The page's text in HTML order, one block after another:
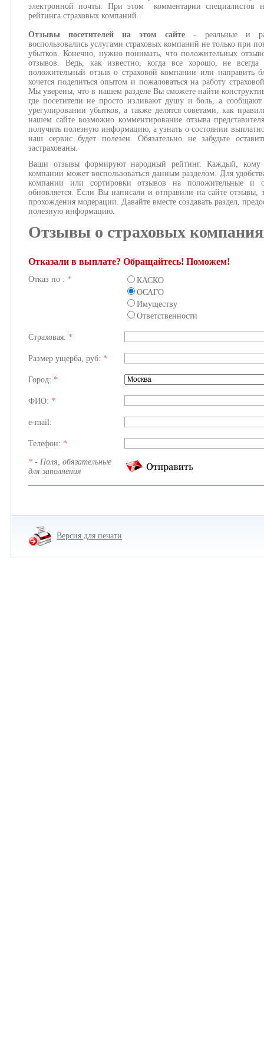
электронной почты. При этом комментарии специалистов
рейтинга страховых компаний.
Отзывы посетителей на этом сайте- реальные и
воспользовались услугами страховых компаний не только при
убытков. Конечно, нужно понимать, что положительных
отзывов. Ведь, как известно, когда все хорошо, не всегда
положительный отзыв о страховой компании или направить
хочется поделиться опытом и пожаловаться на работу
Мы уверены, что в нашем разделе Вы сможете найти
где посетители не просто изливают душу и боль, а сообщают
урегулировании убытков, а также делятся советами, как
нашем сайте возможно комментирование отзыва
получить полезную информацию, а узнать о состоянии
наш сервис будет полезен. Обязательно не забудьте
застрахованы.
Ваши отзывы формируют народный рейтинг. Каждый, кому
компании может воспользоваться данным разделом. Для
компании или сортировки отзывов на положительные и
обновляется. Если Вы написали и отправили на сайте отзывы,
прохождения модерации. Давайте вместе создавать раздел,
полезную информацию.
Отзывы о страховых
Отказали в выплате? Обращайтесь! Поможем!
Отказ по : *
КАСКО
ОСАГО
Имуществу
Ответственности
Страховая: *
Размер ущерба, руб: *
Город: *
ФИО: *
e-mail:
Телефон: *
* - Поля, обязательные
для заполнения
Версия для печати